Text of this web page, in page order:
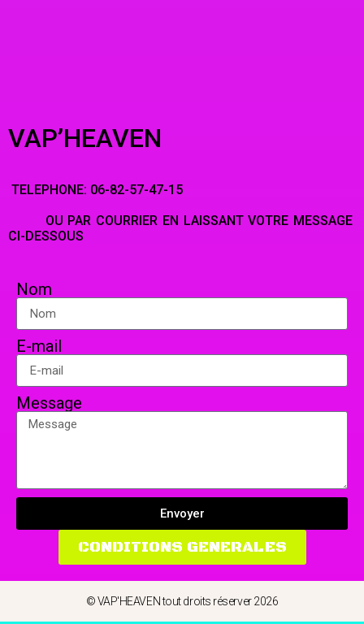
VAP’HEAVEN
TELEPHONE: 06-82-57-47-15
OU PAR COURRIER EN LAISSANT VOTRE MESSAGE
CI-DESSOUS
Nom
E-mail
Message
Envoyer
CONDITIONS GENERALES
© VAP'HEAVEN tout droits réserver 2026